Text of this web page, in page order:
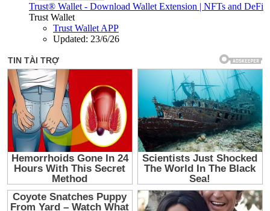
Trust® Wallet - Download Wallet Extension | NFTs and DeFi
Trust Wallet
Trust Wallet APP
Updated: 23/6/26